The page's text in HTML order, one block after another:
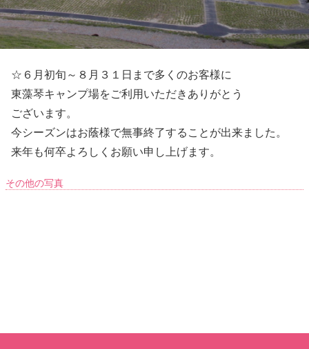
☆６月初旬～８月３１日まで多くのお客様に
東藻琴キャンプ場をご利用いただきありがとう
ございます。
今シーズンはお蔭様で無事終了することが出来ました。
来年も何卒よろしくお願い申し上げます。
その他の写真